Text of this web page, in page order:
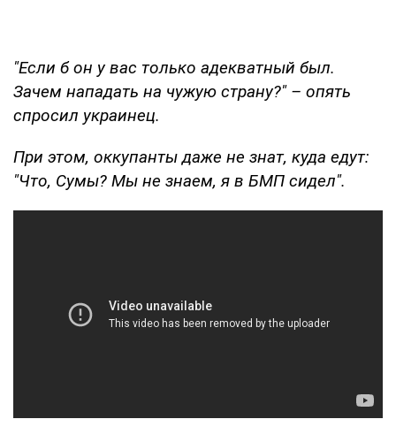
"Если б он у вас только адекватный был.
Зачем нападать на чужую страну?" – опять
спросил украинец.
При этом, оккупанты даже не знат, куда едут:
"Что, Сумы? Мы не знаем, я в БМП сидел".